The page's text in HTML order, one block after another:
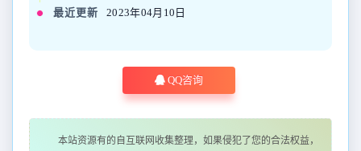
最近更新 2023年04月10日
QQ咨询
本站资源有的自互联网收集整理，如果侵犯了您的合法权益，